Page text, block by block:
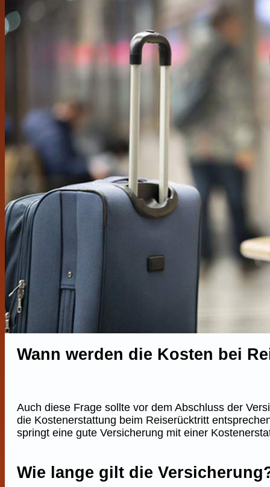
Wann werden die Kosten bei
Auch diese Frage sollte vor dem Abschluss der
die Kostenerstattung beim Reiserücktritt
springt eine gute Versicherung mit einer
Wie lange gilt die